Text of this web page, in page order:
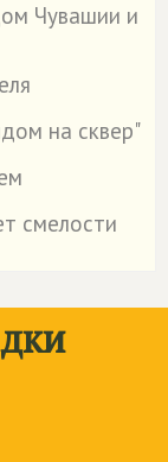
Чувашии и
на сквер"
смелости